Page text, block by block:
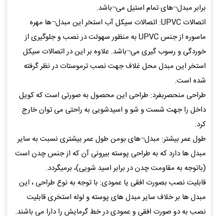
برابر مبدل¬های تمام استیل می¬باشد.
اتصالات UPVC: اتصالات سیکل آب استخر این مبدل¬ها مهره
ماسوره از جنس UPVC به منظور سهولت در نصب و جلوگیری از
خوردگی و رسوب گیری می¬باشد. علاوه بر این در اتصالات سیکل
استخر این مبدل محل غلاف جهت نصب ترموستات در نظر گرفته
شده است.
طراحی منحصربفرد: طراحی این محصول به صورتی است که کویل
داخل را جهت شست و شو و اسیدشویی به راحتی می توان خارج
کرد.
طول عمر بیشتر: مبدل¬های بومن طول عمر بیشتری نسبت به سایر
مبدل ها دارد که به طراحی پوسته بیرونی آن که از جنس چدن است
(باتوجه به مقاومت چدن در برابر اسید شویی)، برمیگردد.
قابلیت نصب بصورت افقی یا عمودی: با توجه به نوع طراحی ، این
مبدل ها بر خلاف سایر مبدل های پوسته و لوله استخری قابلیت
نصب به دو صورت افقی و عمودی در خط گرمایش را دارا می باشند.